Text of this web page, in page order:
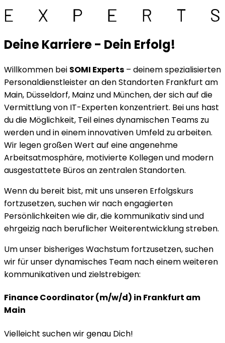
Deine Karriere - Dein Erfolg!
Willkommen bei SOMI Experts – deinem spezialisierten
Personaldienstleister an den Standorten Frankfurt am
Main, Düsseldorf, Mainz und München, der sich auf die
Vermittlung von IT-Experten konzentriert. Bei uns hast
du die Möglichkeit, Teil eines dynamischen Teams zu
werden und in einem innovativen Umfeld zu arbeiten.
Wir legen großen Wert auf eine angenehme
Arbeitsatmosphäre, motivierte Kollegen und modern
ausgestattete Büros an zentralen Standorten.
Wenn du bereit bist, mit uns unseren Erfolgskurs
fortzusetzen, suchen wir nach engagierten
Persönlichkeiten wie dir, die kommunikativ sind und
ehrgeizig nach beruflicher Weiterentwicklung streben.
Um unser bisheriges Wachstum fortzusetzen, suchen
wir für unser dynamisches Team nach einem weiteren
kommunikativen und zielstrebigen:
Finance Coordinator (m/w/d) in Frankfurt am
Main
Vielleicht suchen wir genau Dich!